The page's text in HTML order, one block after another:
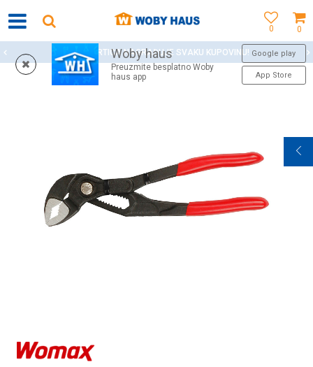
0
0
Woby haus
Preuzmite besplatno Woby
haus app
Google play
App Store
WOBY KARTICA NAGRAĐUJE SVAKU KUPOVINU!